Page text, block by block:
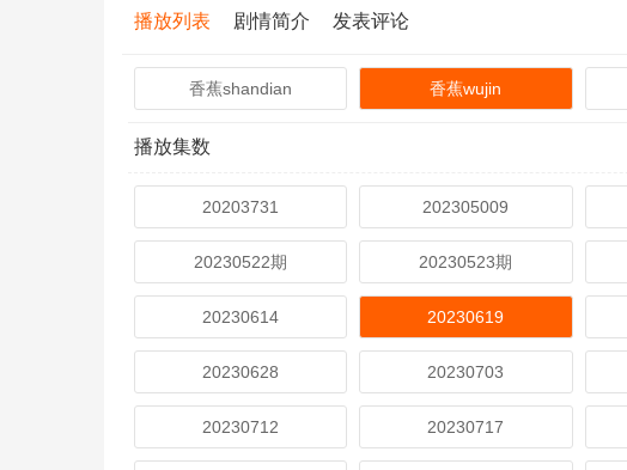
播放列表 剧情简介 发表评论
香蕉shandian 香蕉wujin
播放集数
20203731 202305009
20230522期 20230523期
20230614 20230619
20230628 20230703
20230712 20230717